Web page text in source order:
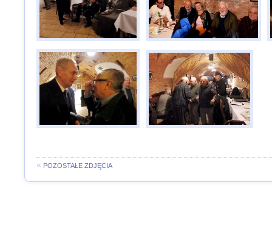
« POZOSTAŁE ZDJĘCIA